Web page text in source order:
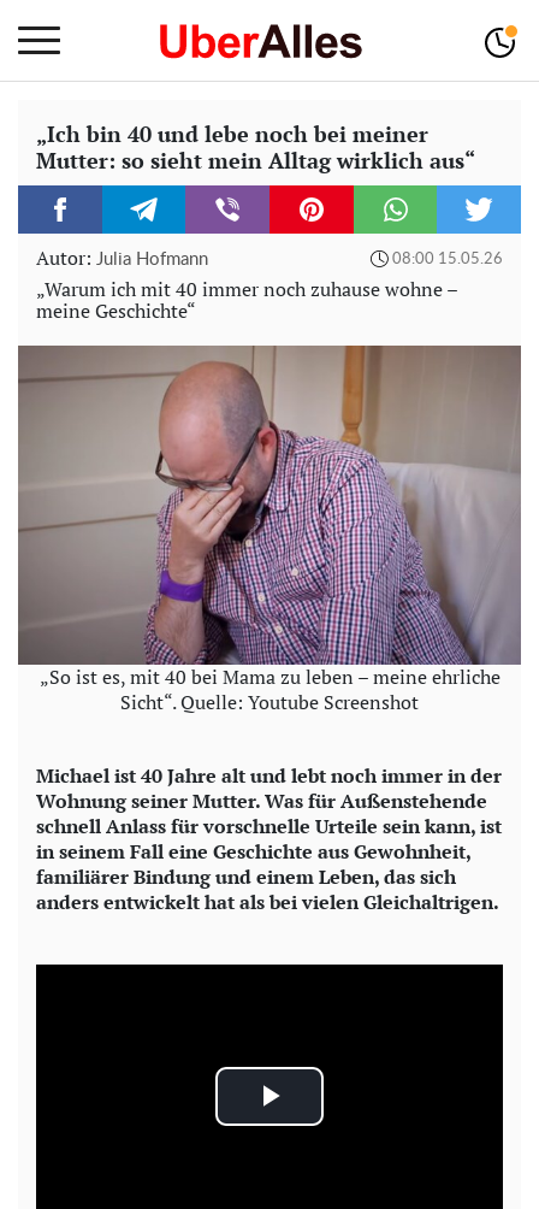
„Ich bin 40 und lebe noch bei meiner
Mutter: so sieht mein Alltag wirklich aus“
Autor: Julia Hofmann 08:00 15.05.26
„Warum ich mit 40 immer noch zuhause wohne –
meine Geschichte“
„So ist es, mit 40 bei Mama zu leben – meine ehrliche
Sicht“. Quelle: Youtube Screenshot
Michael ist 40 Jahre alt und lebt noch immer in der
Wohnung seiner Mutter. Was für Außenstehende
schnell Anlass für vorschnelle Urteile sein kann, ist
in seinem Fall eine Geschichte aus Gewohnheit,
familiärer Bindung und einem Leben, das sich
anders entwickelt hat als bei vielen Gleichaltrigen.
P